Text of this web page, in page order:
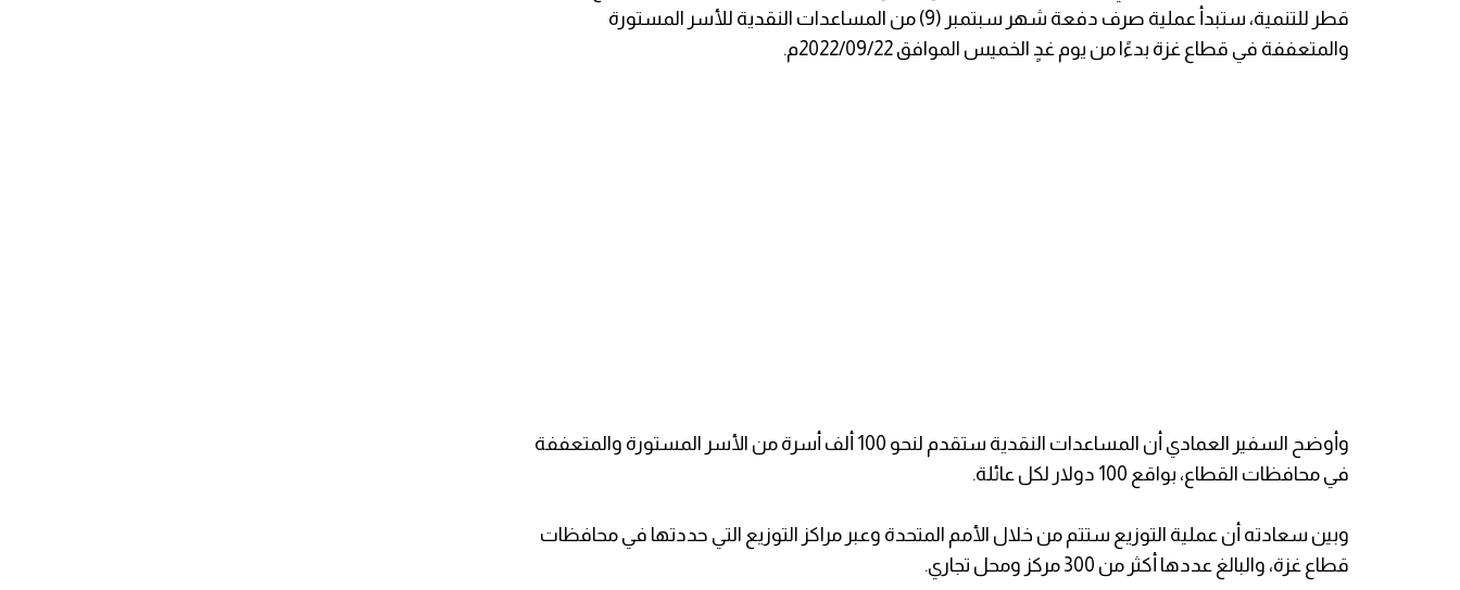
قطر للتنمية، ستبدأ عملية صرف دفعة شهر سبتمبر (9) من المساعدات النقدية للأسر المستورة
والمتعففة في قطاع غزة بدءًا من يوم غدٍ الخميس الموافق 2022/09/22م.
وأوضح السفير العمادي أن المساعدات النقدية ستقدم لنحو 100 ألف أسرة من الأسر المستورة والمتعففة
في محافظات القطاع، بواقع 100 دولار لكل عائلة.
وبين سعادته أن عملية التوزيع ستتم من خلال الأمم المتحدة وعبر مراكز التوزيع التي حددتها في محافظات
قطاع غزة، والبالغ عددها أكثر من 300 مركز ومحل تجاري.